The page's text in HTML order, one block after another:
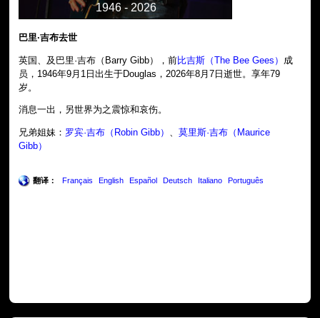
1946 - 2026
巴里·吉布去世
英国、及巴里·吉布（Barry Gibb），前比吉斯（The Bee Gees） 成
员，1946年9月1日出生于Douglas，2026年8月7日逝世。享年79
岁。
消息一出，另世界为之震惊和哀伤。
兄弟姐妹： 罗宾·吉布（Robin Gibb） 、莫里斯·吉布（Maurice
Gibb）
翻译： Français English Español Deutsch Italiano Português